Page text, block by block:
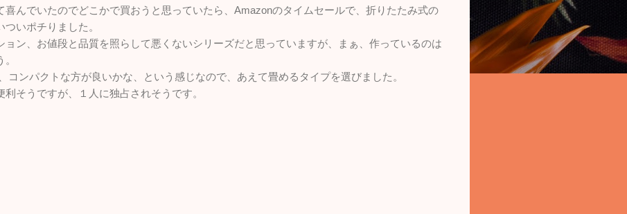
喜んでいたのでどこかで買おうと思っていたら、Amazonのタイムセールで、折りたたみ式の
いポチりました。
ョン、お値段と品質を照らして悪くないシリーズだと思っていますが、まぁ、作っているのは
コンパクトな方が良いかな、という感じなので、あえて畳めるタイプを選びました。
そうですが、１人に独占されそうです。